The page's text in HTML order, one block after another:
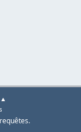
▲